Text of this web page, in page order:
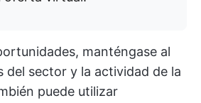
manténgase al
del sector y la actividad de la
puede utilizar